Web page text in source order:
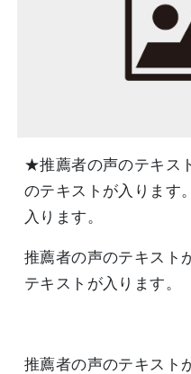
★推薦者の声のテキス
のテキストが入ります
入ります。
推薦者の声のテキスト
テキストが入ります。
推薦者の声のテキスト